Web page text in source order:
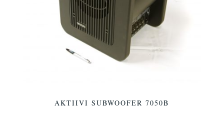
AKTIIVI SUBWOOFER 7050B